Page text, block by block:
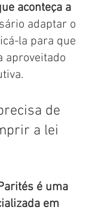
aconteça a
adaptar o
la para que
aproveitado
de
a lei
é uma
em